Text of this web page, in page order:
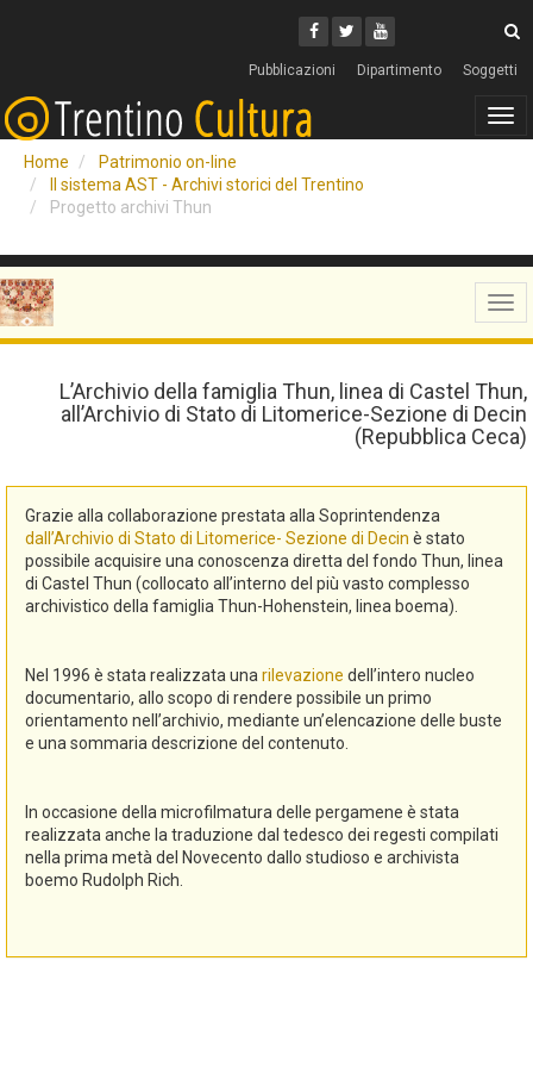
Facebook
Twitter
Youtube
Pubblicazioni Dipartimento Soggetti
Home
Patrimonio on-line
Il sistema AST - Archivi storici del Trentino
Progetto archivi Thun
L’Archivio della famiglia Thun, linea di Castel Thun,
all’Archivio di Stato di Litomerice-Sezione di Decin
(Repubblica Ceca)
Grazie alla collaborazione prestata alla Soprintendenza
dall’Archivio di Stato di Litomerice- Sezione di Decin è stato
possibile acquisire una conoscenza diretta del fondo Thun, linea
di Castel Thun (collocato all’interno del più vasto complesso
archivistico della famiglia Thun-Hohenstein, linea boema).
Nel 1996 è stata realizzata una rilevazione dell’intero nucleo
documentario, allo scopo di rendere possibile un primo
orientamento nell’archivio, mediante un’elencazione delle buste
e una sommaria descrizione del contenuto.
In occasione della microfilmatura delle pergamene è stata
realizzata anche la traduzione dal tedesco dei regesti compilati
nella prima metà del Novecento dallo studioso e archivista
boemo Rudolph Rich.